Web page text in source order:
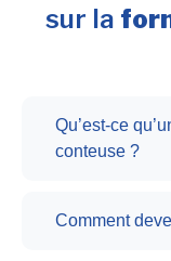
sur la
Qu’est-ce
conteuse ?
Comment